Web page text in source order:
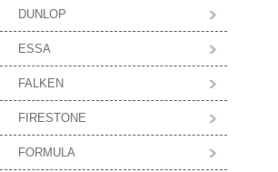
DUNLOP
ESSA
FALKEN
FIRESTONE
FORMULA